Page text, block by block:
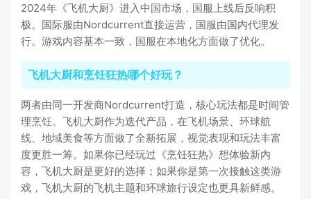
2024年《飞机大厨》进入中国市场，国服上线后反响积
极。国际服由Nordcurrent直接运营，国服由国内代理发
行。游戏内容基本一致，国服在本地化方面做了优化。
飞机大厨和烹饪狂热哪个好玩？
两者由同一开发商Nordcurrent打造，核心玩法都是时间管
理烹饪。飞机大厨作为迭代产品，在飞机场景、环球航
线、地域美食等方面做了全新拓展，视觉表现和玩法丰富
度更胜一筹。如果你已经玩过《烹饪狂热》想体验新内
容，飞机大厨是更好的选择；如果你是第一次接触这类游
戏，飞机大厨的飞机主题和环球旅行设定也更具新鲜感。